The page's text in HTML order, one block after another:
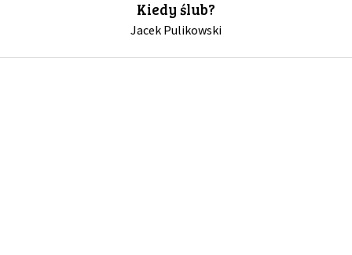
Kiedy ślub?
Jacek Pulikowski